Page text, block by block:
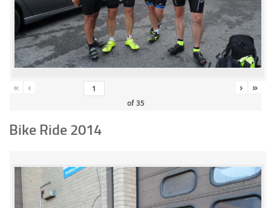
« ‹
of35
› »
Bike Ride 2014